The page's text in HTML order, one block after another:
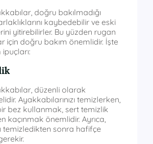
doğru bakılmadığı
kaybedebilir ve eski
yitirebilirler. Bu yüzden rugan
için doğru bakım önemlidir. İşte
ipuçları:
düzenli olarak
Ayakkabılarınızı temizlerken,
bez kullanmak, sert temizlik
kaçınmak önemlidir. Ayrıca,
temizledikten sonra hafifçe